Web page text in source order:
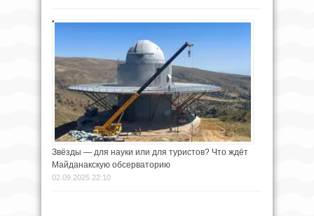
Звёзды — для науки или для туристов? Что ждёт
Майданакскую обсерваторию
02.09.2025 22:10